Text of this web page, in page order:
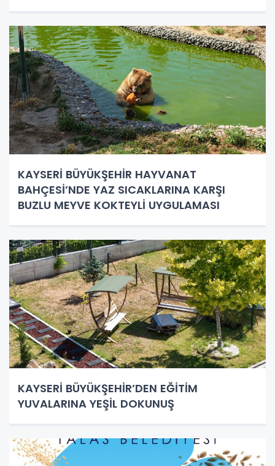
KAYSERİ BÜYÜKŞEHİR HAYVANAT
BAHÇESİ’NDE YAZ SICAKLARINA KARŞI
BUZLU MEYVE KOKTEYLİ UYGULAMASI
KAYSERİ BÜYÜKŞEHİR’DEN EĞİTİM
YUVALARINA YEŞİL DOKUNUŞ